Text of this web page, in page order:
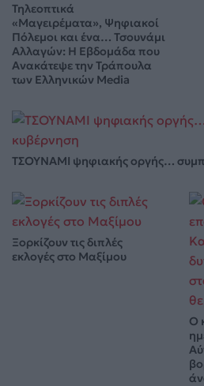
Τηλεοπτικά
«Μαγειρέματα», Ψηφιακοί
Πόλεμοι και ένα… Τσουνάμι
Αλλαγών: Η Εβδομάδα που
Ανακάτεψε την Τράπουλα
των Ελληνικών Media
ΤΣΟΥΝΑΜΙ ψηφιακής οργής…
Ξορκίζουν τις διπλές
εκλογές στο Μαξίμου
Ο